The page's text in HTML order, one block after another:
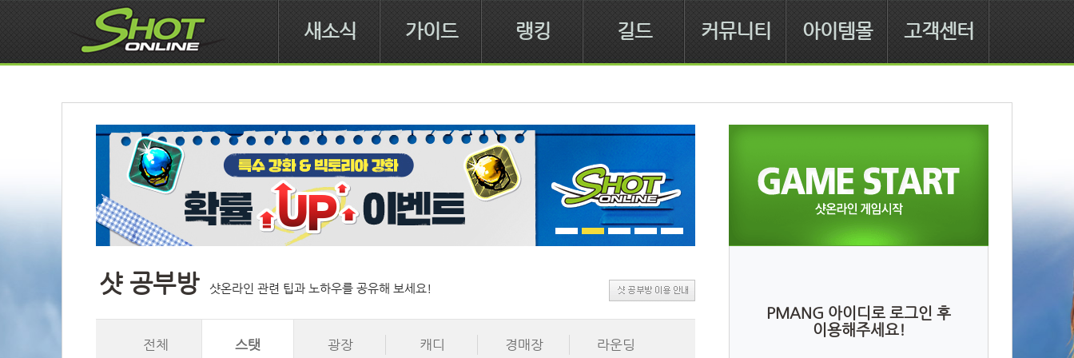
새소식 가이드 랭킹 길드 커뮤니티 아이템몰 고객센터
샷 공부방 샷온라인 관련 팁과 노하우를 공유해 보세요!
전체 스탯 광장 캐디 경매장 라운딩
PMANG 아이디로 로그인 후
이용해주세요!